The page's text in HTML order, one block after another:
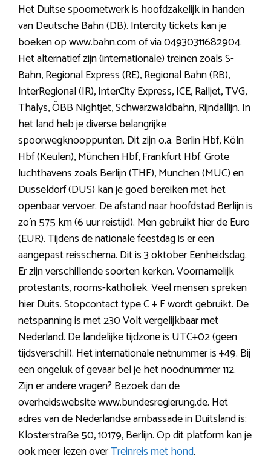
Het Duitse spoornetwerk is hoofdzakelijk in handen
van Deutsche Bahn (DB). Intercity tickets kan je
boeken op www.bahn.com of via 04930311682904.
Het alternatief zijn (internationale) treinen zoals S-
Bahn, Regional Express (RE), Regional Bahn (RB),
InterRegional (IR), InterCity Express, ICE, Railjet, TVG,
Thalys, ÖBB Nightjet, Schwarzwaldbahn, Rijndallijn. In
het land heb je diverse belangrijke
spoorwegknooppunten. Dit zijn o.a. Berlin Hbf, Köln
Hbf (Keulen), München Hbf, Frankfurt Hbf. Grote
luchthavens zoals Berlijn (THF), Munchen (MUC) en
Dusseldorf (DUS) kan je goed bereiken met het
openbaar vervoer. De afstand naar hoofdstad Berlijn is
zo’n 575 km (6 uur reistijd). Men gebruikt hier de Euro
(EUR). Tijdens de nationale feestdag is er een
aangepast reisschema. Dit is 3 oktober Eenheidsdag.
Er zijn verschillende soorten kerken. Voornamelijk
protestants, rooms-katholiek. Veel mensen spreken
hier Duits. Stopcontact type C + F wordt gebruikt. De
netspanning is met 230 Volt vergelijkbaar met
Nederland. De landelijke tijdzone is UTC+02 (geen
tijdsverschil). Het internationale netnummer is +49. Bij
een ongeluk of gevaar bel je het noodnummer 112.
Zijn er andere vragen? Bezoek dan de
overheidswebsite www.bundesregierung.de. Het
adres van de Nederlandse ambassade in Duitsland is:
Klosterstraße 50, 10179, Berlijn. Op dit platform kan je
ook meer lezen overTreinreis met hond.